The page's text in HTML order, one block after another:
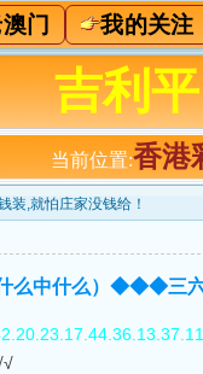
门 我的关注
吉利
当前位置:香港
,就怕庄家没钱给！
中什么）◆◆◆三六